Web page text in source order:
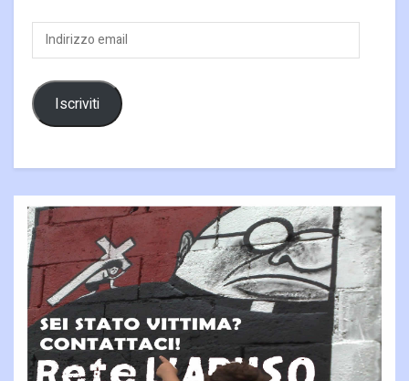
Indirizzo
email
Iscriviti